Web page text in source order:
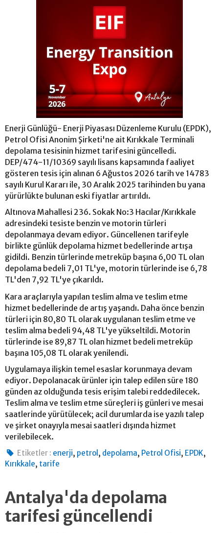
Enerji Günlüğü- Enerji Piyasası Düzenleme Kurulu (EPDK),
Petrol Ofisi Anonim Şirketi'ne ait Kırıkkale Terminali
depolama tesisinin hizmet tarifesini güncelledi.
DEP/474-11/10369 sayılı lisans kapsamında faaliyet
gösteren tesis için alınan 6 Ağustos 2026 tarih ve 14783
sayılı Kurul Kararı ile, 30 Aralık 2025 tarihinden bu yana
yürürlükte bulunan eski fiyatlar artırıldı.
Altınova Mahallesi 236. Sokak No:3 Hacılar/Kırıkkale
adresindeki tesiste benzin ve motorin türleri
depolanmaya devam ediyor. Güncellenen tarifeyle
birlikte günlük depolama hizmet bedellerinde artışa
gidildi. Benzin türlerinde metreküp başına 6,00 TL olan
depolama bedeli 7,01 TL'ye, motorin türlerinde ise 6,78
TL'den 7,92 TL'ye çıkarıldı.
Kara araçlarıyla yapılan teslim alma ve teslim etme
hizmet bedellerinde de artış yaşandı. Daha önce benzin
türleri için 80,80 TL olarak uygulanan teslim etme ve
teslim alma bedeli 94,48 TL'ye yükseltildi. Motorin
türlerinde ise 89,87 TL olan hizmet bedeli metreküp
başına 105,08 TL olarak yenilendi.
Uygulamaya ilişkin temel esaslar korunmaya devam
ediyor. Depolanacak ürünler için talep edilen süre 180
günden az olduğunda tesis erişim talebi reddedilecek.
Teslim alma ve teslim etme süreçleri iş günleri ve mesai
saatlerinde yürütülecek; acil durumlarda ise yazılı talep
ve şirket onayıyla mesai saatleri dışında hizmet
verilebilecek.
Etiketler : enerji, petrol , depolama, Petrol Ofisi, EPDK,
Kırıkkale, tarife
Antalya'da depolama
tarifesi güncellendi